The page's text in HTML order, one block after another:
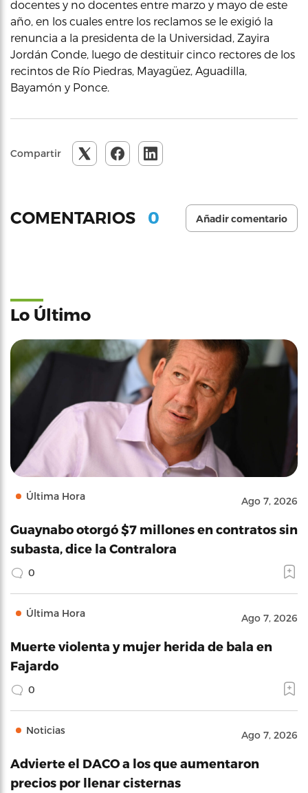
docentes y no docentes entre marzo y mayo de este
año, en los cuales entre los reclamos se le exigió la
renuncia a la presidenta de la Universidad, Zayira
Jordán Conde, luego de destituir cinco rectores de los
recintos de Río Piedras, Mayagüez, Aguadilla,
Bayamón y Ponce.
Compartir
COMENTARIOS 0 Añadir comentario
Lo Último
Última Hora Ago 7, 2026
Guaynabo otorgó $7 millones en contratos sin
subasta, dice la Contralora
0
Última Hora Ago 7, 2026
Muerte violenta y mujer herida de bala en
Fajardo
0
Noticias Ago 7, 2026
Advierte el DACO a los que aumentaron
precios por llenar cisternas